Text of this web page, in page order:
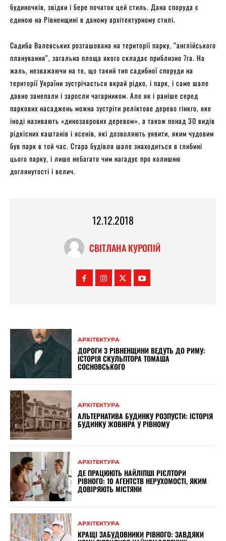
будиночків, звідки і бере початок цей стиль. Дана споруда є
єдиною на Рівненщині в даному архітектурному стилі.
Садиба Валевських розташована на території парку, “англійського
планування”, загальна площа якого складає приблизно 7га. На
жаль, незважаючи на те, що такий тип садибної споруди на
території України зустрічається вкрай рідко, і парк, і саме шале
давно занепали і заросли чагарником. Але як і раніше серед
паркових насаджень можна зустріти реліктове дерево гінкго, яке
іноді називають «динозаврових деревом», а також понад 30 видів
рідкісних каштанів і ясенів, які дозволяють уявити, яким чудовим
був парк в той час. Стара будівля шале знаходиться в глибині
цього парку, і лише небагато чим нагадує про колишню
доглянутості і велич.
12.12.2018
СВІТЛАНА КУРОПІЙ
АРХІТЕКТУРА
ДОРОГИ З РІВНЕНЩИНИ ВЕДУТЬ ДО РИМУ:
ІСТОРІЯ СКУЛЬПТОРА ТОМАША
СОСНОВСЬКОГО
АРХІТЕКТУРА
АЛЬТЕРНАТИВА БУДИНКУ РОЗПУСТИ: ІСТОРІЯ
БУДИНКУ ЖОВНІРА У РІВНОМУ
АРХІТЕКТУРА
ДЕ ПРАЦЮЮТЬ НАЙЛІПШІ РІЄЛТОРИ
РІВНОГО: 10 АГЕНТСТВ НЕРУХОМОСТІ, ЯКИМ
ДОВІРЯЮТЬ МІСТЯНИ
АРХІТЕКТУРА
КРАЩІ ЗАБУДОВНИКИ РІВНОГО: ЗАВДЯКИ